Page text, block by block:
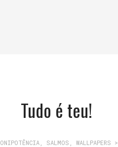
Tudo é teu!
ONIPOTÊNCIA SALMOS ,WALLPAPERS >